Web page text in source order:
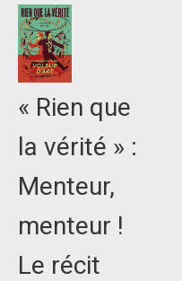
« Rien que
la vérité » :
Menteur,
menteur !
Le récit